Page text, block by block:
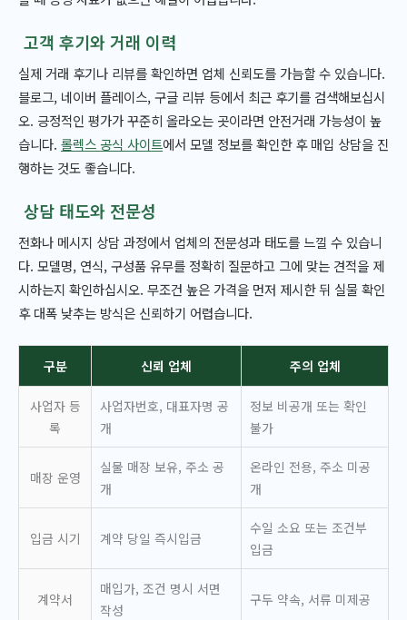
고객 후기와 거래 이력
실제 거래 후기나 리뷰를 확인하면 업체 신뢰도를 가늠할 수 있습니다.
블로그, 네이버 플레이스, 구글 리뷰 등에서 최근 후기를 검색해보십시
오. 긍정적인 평가가 꾸준히 올라오는 곳이라면 안전거래 가능성이 높
습니다. 롤렉스 공식 사이트에서 모델 정보를 확인한 후 매입 상담을 진
행하는 것도 좋습니다.
상담 태도와 전문성
전화나 메시지 상담 과정에서 업체의 전문성과 태도를 느낄 수 있습니
다. 모델명, 연식, 구성품 유무를 정확히 질문하고 그에 맞는 견적을 제
시하는지 확인하십시오. 무조건 높은 가격을 먼저 제시한 뒤 실물 확인
후 대폭 낮추는 방식은 신뢰하기 어렵습니다.
구분 신뢰 업체 주의 업체
사업자 등
록
사업자번호, 대표자명 공
개
정보 비공개 또는 확인
불가
매장 운영
실물 매장 보유, 주소 공
개
온라인 전용, 주소 미공
개
입금 시기 계약 당일 즉시입금
수일 소요 또는 조건부
입금
계약서
매입가, 조건 명시 서면
작성
구두 약속, 서류 미제공